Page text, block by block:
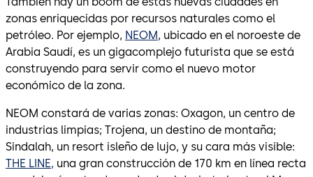
zonas enriquecidas por recursos naturales como el
petróleo. Por ejemplo, NEOM, ubicado en el noroeste de
Arabia Saudí, es un gigacomplejo futurista que se está
construyendo para servir como el nuevo motor
económico de la zona.
NEOM constará de varias zonas: Oxagon, un centro de
industrias limpias; Trojena, un destino de montaña;
Sindalah, un resort isleño de lujo, y su cara más visible:
THE LINE, una gran construcción de 170 km en línea recta